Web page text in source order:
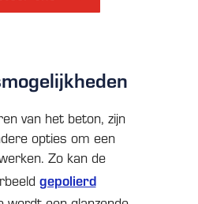
van het beton, zijn
opties om een
Zo kan de
gepolierd